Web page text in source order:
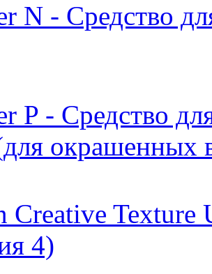
N - Средство
P - Средство
окрашенных
Creative
4)